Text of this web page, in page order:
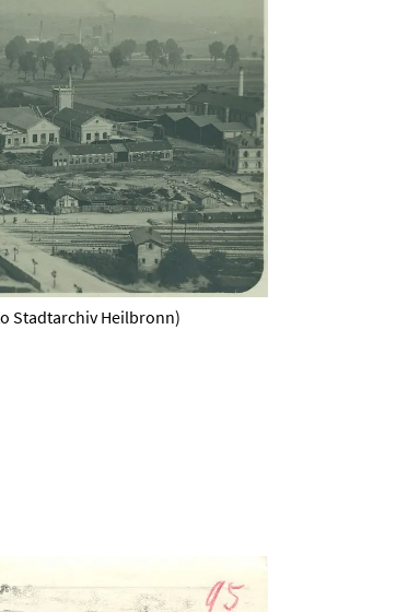
Stadtarchiv Heilbronn)